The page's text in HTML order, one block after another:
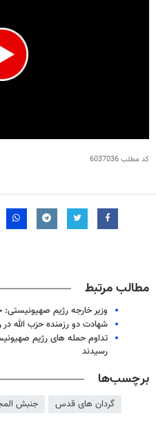
کد مطلب6037036
مطالب مرتبط
وزیر خارجه رژیم
شهادت دو رزمنده حزب الله
تداوم حمله های رژیم
رسیدند
برچسب‌ها
گردان های قدس جنبش